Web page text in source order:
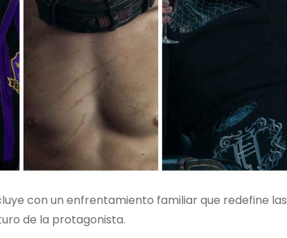
con un enfrentamiento familiar que redefine las
de la protagonista.